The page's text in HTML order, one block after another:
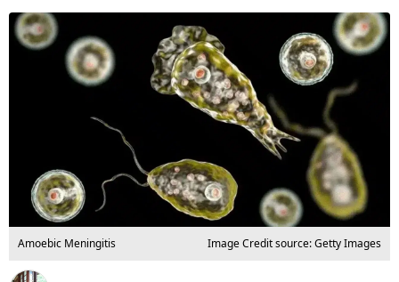
Amoebic Meningitis Image Credit source: Getty Images